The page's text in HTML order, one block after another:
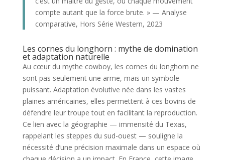
compte autant que la force brute. » — Analyse
comparative, Hors Série Western, 2023
Les cornes du longhorn : mythe de domination
et adaptation naturelle
Au cœur du mythe cowboy, les cornes du longhorn ne
sont pas seulement une arme, mais un symbole
puissant. Adaptation évolutive née dans les vastes
plaines américaines, elles permettent à ces bovins de
défendre leur troupe tout en facilitant la reproduction.
Ce lien avec la géographie — immensité du Texas,
rappelant les steppes du sud-ouest — souligne la
nécessité d’une précision maximale dans un espace où